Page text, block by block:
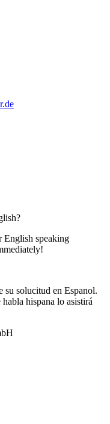
English speaking
su solucitud en Espanol.
hispana lo asistirá